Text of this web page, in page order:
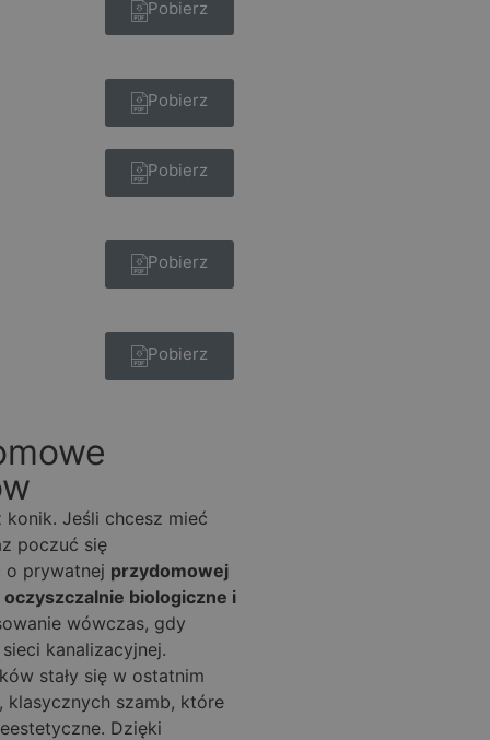
Pobierz
Pobierz
Pobierz
Pobierz
Pobierz
Jeśli chcesz mieć
poczuć się
o prywatnej przydomowej
oczyszczalnie biologiczne i
wówczas, gdy
kanalizacyjnej.
stały się w ostatnim
klasycznych szamb, które
Dzięki